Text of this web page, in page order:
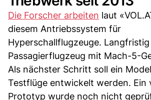
Die Forscher arbeiten laut
diesem Antriebssystem für
Hyperschallflugzeuge.
Passagierflugzeug mit Mach-5-
Als nächster Schritt soll ein
Testflüge entwickelt werden. Ein
Prototyp wurde noch nicht